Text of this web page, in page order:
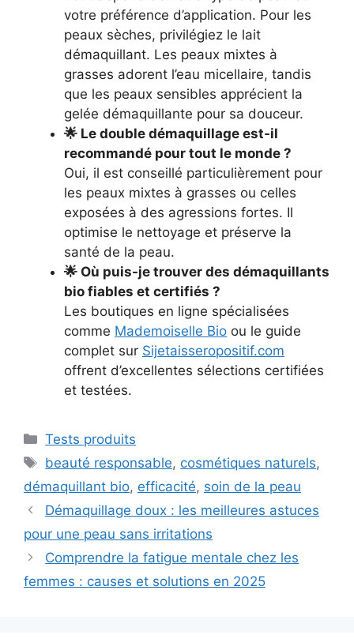
votre préférence d’application. Pour les
peaux sèches, privilégiez le lait
démaquillant. Les peaux mixtes à
grasses adorent l’eau micellaire, tandis
que les peaux sensibles apprécient la
gelée démaquillante pour sa douceur.
🌟 Le double démaquillage est-il
recommandé pour tout le monde ?
Oui, il est conseillé particulièrement pour
les peaux mixtes à grasses ou celles
exposées à des agressions fortes. Il
optimise le nettoyage et préserve la
santé de la peau.
🌟 Où puis-je trouver des démaquillants
bio fiables et certifiés ?
Les boutiques en ligne spécialisées
comme Mademoiselle Bio ou le guide
complet sur Sijetaisseropositif.com
offrent d’excellentes sélections certifiées
et testées.
Catégories
Tests produits
Étiquettes
beauté responsable, cosmétiques naturels,
démaquillant bio, efficacité, soin de la peau
Démaquillage doux : les meilleures astuces
pour une peau sans irritations
Comprendre la fatigue mentale chez les
femmes : causes et solutions en 2025